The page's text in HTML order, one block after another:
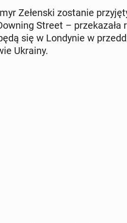
Ze­łen­ski zo­sta­nie
Street – prze­ka­za­ła
się w Lon­dy­nie w
Ukrainy.